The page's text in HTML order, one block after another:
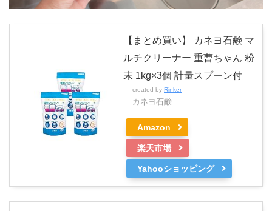
【まとめ買い】 カネヨ石鹸 マ
ルチクリーナー 重曹ちゃん 粉
末 1kg×3個 計量スプーン付
created by Rinker
カネヨ石鹸
Amazon
楽天市場
Yahooショッピング